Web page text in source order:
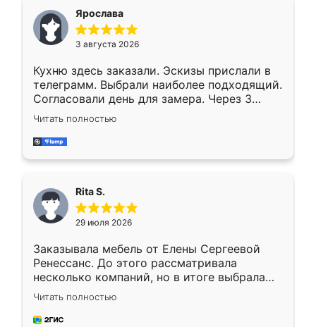
Ярослава
3 августа 2026
Кухню здесь заказали. Эскизы прислали в
телеграмм. Выбрали наиболее подходящий.
Согласовали день для замера. Через 3
недели кухня была уже готова. Остались
довольны работой. Спасибо Ренессанс
мебель за качественную работу!
Читать полностью
Rita S.
29 июля 2026
Заказывала мебель от Елены Сергеевой
Ренессанс. До этого рассматривала
несколько компаний, но в итоге выбрала
эту. Сначала обговорили условия, потом
приехал замерщик, всё спокойно объяснил
и снял размеры. Изготовили в срок, с
Читать полностью